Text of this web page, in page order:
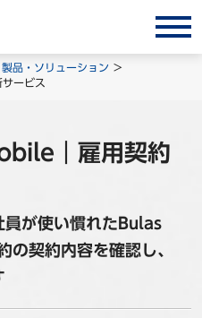
ューション
イト
ム
ーパー
製品・ソリューション
ービス
｜雇用契約
員が使い慣れたBulas
契約内容を確認し、